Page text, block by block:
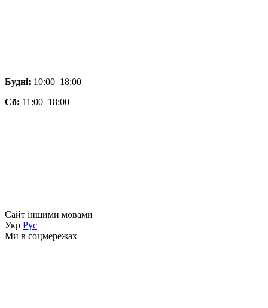
Будні: 10:00–18:00
Сб: 11:00–18:00
Сайт іншими мовами
Укр Рус
Ми в соцмережах